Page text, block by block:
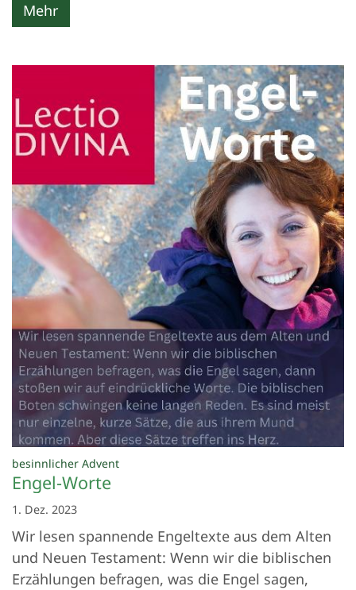
Mehr
besinnlicher Advent:
Engel-Worte
1. Dez. 2023
Wir lesen spannende Engeltexte aus dem Alten
und Neuen Testament: Wenn wir die biblischen
Erzählungen befragen, was die Engel sagen,